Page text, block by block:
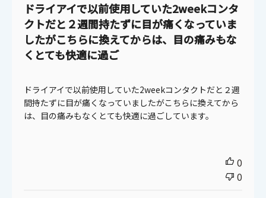
ドライアイで以前使用していた2weekコンタ
クトだと２週間持たずに目が痛くなっていま
したがこちらに換えてからは、目の痛みもな
くとても快適に過ご
ドライアイで以前使用していた2weekコンタクトだと２週
間持たずに目が痛くなっていましたがこちらに換えてから
は、目の痛みもなくとても快適に過ごしています。
0
0